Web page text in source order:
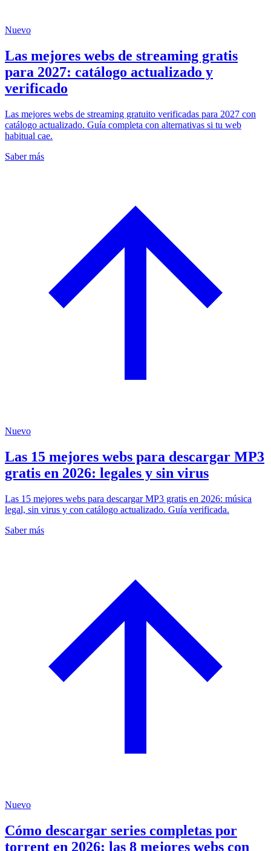
Nuevo
Las mejores webs de streaming gratis
para 2027: catálogo actualizado y
verificado
Las mejores webs de streaming gratuito verificadas para 2027 con
catálogo actualizado. Guía completa con alternativas si tu web
habitual cae.
Saber más
Nuevo
Las 15 mejores webs para descargar MP3
gratis en 2026: legales y sin virus
Las 15 mejores webs para descargar MP3 gratis en 2026: música
legal, sin virus y con catálogo actualizado. Guía verificada.
Saber más
Nuevo
Cómo descargar series completas por
torrent en 2026: las 8 mejores webs con